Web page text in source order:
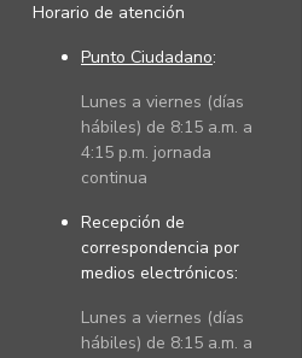
Horario de atención
Punto Ciudadano:
Lunes a viernes (días
hábiles) de 8:15 a.m. a
4:15 p.m. jornada
continua
Recepción de
correspondencia por
medios electrónicos:
Lunes a viernes (días
hábiles) de 8:15 a.m. a